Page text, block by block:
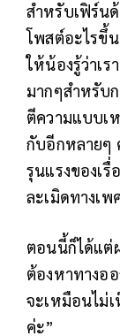
สำหรับเฟิร์น
โพสต์อะไรขึ้
ให้น้องรู้ว่าเร
มากๆสำหรับ
ตีความแบบเ
กับอีกหลายๆ
รุนแรงของเรื่
ละเมิดทางเ
ตอนนี้ก็ได้แต่
ต้องหาทางอ
จะเหมือนไม่
ค่ะ”